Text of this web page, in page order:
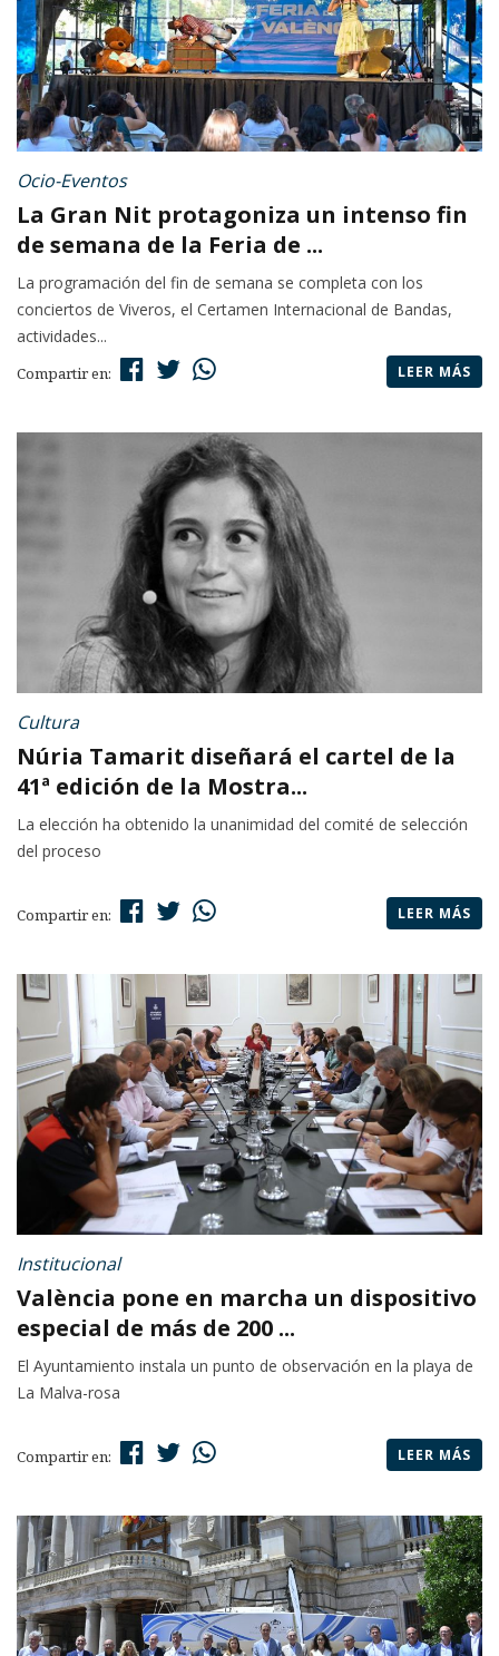
Ocio-Eventos
La Gran Nit protagoniza un intenso fin
de semana de la Feria de ...
La programación del fin de semana se completa con los
conciertos de Viveros, el Certamen Internacional de Bandas,
actividades...
Compartir en: LEER MÁS
Cultura
Núria Tamarit diseñará el cartel de la
41ª edición de la Mostra...
La elección ha obtenido la unanimidad del comité de selección
del proceso
Compartir en: LEER MÁS
Institucional
València pone en marcha un dispositivo
especial de más de 200 ...
El Ayuntamiento instala un punto de observación en la playa de
La Malva-rosa
Compartir en: LEER MÁS